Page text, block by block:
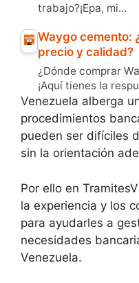
trabajo?¡Epa, mi…
Waygo cemento:
precio y calidad?
¿Dónde comprar
¡Aquí tienes la
Venezuela alberga
procedimientos
pueden ser difíciles
sin la orientación
Por ello en
la experiencia y los
para ayudarles a
necesidades
Venezuela.